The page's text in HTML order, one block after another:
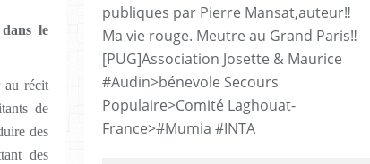
le
au récit
de
des
des
publiques par Pierre Mansat,auteur‼️
Ma vie rouge. Meutre au Grand Paris‼️
[PUG]Association Josette & Maurice
#Audin>bénevole Secours
Populaire>Comité Laghouat-
France>#Mumia #INTA